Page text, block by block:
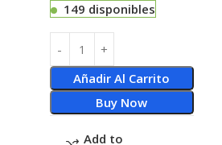
149 disponibles
Añadir Al Carrito
Buy Now
Add to